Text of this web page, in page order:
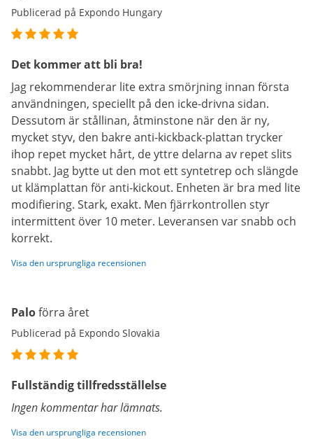
Publicerad på Expondo Hungary
Det kommer att bli bra!
Jag rekommenderar lite extra smörjning innan första
användningen, speciellt på den icke-drivna sidan.
Dessutom är stållinan, åtminstone när den är ny,
mycket styv, den bakre anti-kickback-plattan trycker
ihop repet mycket hårt, de yttre delarna av repet slits
snabbt. Jag bytte ut den mot ett syntetrep och slängde
ut klämplattan för anti-kickout. Enheten är bra med lite
modifiering. Stark, exakt. Men fjärrkontrollen styr
intermittent över 10 meter. Leveransen var snabb och
korrekt.
Visa den ursprungliga recensionen
Paloförra året
Publicerad på Expondo Slovakia
Fullständig tillfredsställelse
Ingen kommentar har lämnats.
Visa den ursprungliga recensionen